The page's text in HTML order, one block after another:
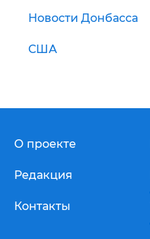
Новости Донбасса
США
О проекте
Редакция
Контакты